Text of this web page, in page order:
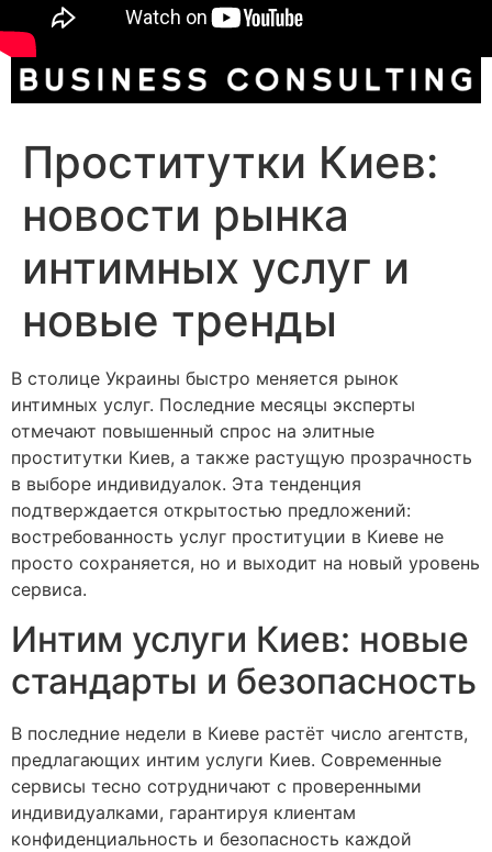
Проститутки Киев:
новости рынка
интимных услуг и
новые тренды
В столице Украины быстро меняется рынок
интимных услуг. Последние месяцы эксперты
отмечают повышенный спрос на элитные
проститутки Киев, а также растущую прозрачность
в выборе индивидуалок. Эта тенденция
подтверждается открытостью предложений:
востребованность услуг проституции в Киеве не
просто сохраняется, но и выходит на новый уровень
сервиса.
Интим услуги Киев: новые
стандарты и безопасность
В последние недели в Киеве растёт число агентств,
предлагающих интим услуги Киев. Современные
сервисы тесно сотрудничают с проверенными
индивидуалками, гарантируя клиентам
конфиденциальность и безопасность каждой